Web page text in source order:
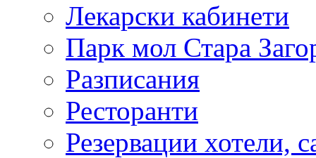
Лекарски кабинети
Парк мол Стара
Разписания
Ресторанти
Резервации хотели,